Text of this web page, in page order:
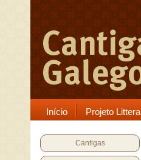
Início Projeto Littera
Cantigas